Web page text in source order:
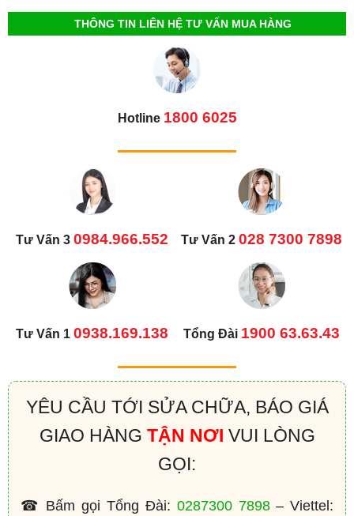
THÔNG TIN LIÊN HỆ TƯ VẤN MUA HÀNG
Hotline 1800 6025
Tư Vấn 3 0984.966.552 Tư Vấn 2 028 7300 7898
Tư Vấn 1 0938.169.138 Tổng Đài 1900 63.63.43
YÊU CẦU TỚI SỬA CHỮA, BÁO GIÁ
GIAO HÀNG TẬN NƠI VUI LÒNG
GỌI:
☎ Bấm gọi Tổng Đài: 0287300 7898– Viettel: